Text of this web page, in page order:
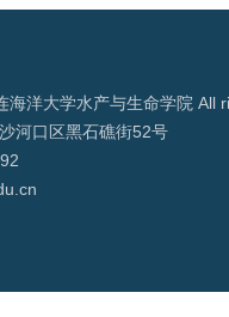
海洋大学水产与生命学院 All
河口区黑石礁街52号